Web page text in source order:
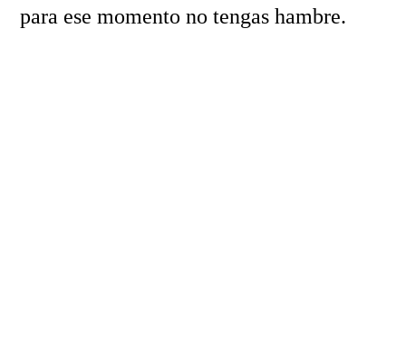
para ese momento no tengas hambre.